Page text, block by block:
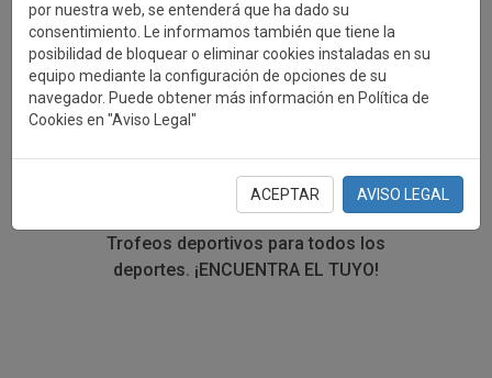
por nuestra web, se entenderá que ha dado su
consentimiento. Le informamos también que tiene la
posibilidad de bloquear o eliminar cookies instaladas en su
equipo mediante la configuración de opciones de su
navegador. Puede obtener más información en Política de
Cookies en "Aviso Legal"
ACEPTAR AVISO LEGAL
TROFEOS DEPORTIVOS
HALTEROFILIA
En esta sección encontrarás una gran variedad de
trofeos deportivos. Define tu búsqueda mediante los
filtros por deporte, material y precio del trofeo.
Trofeos deportivos para todos los
deportes. ¡ENCUENTRA EL TUYO!